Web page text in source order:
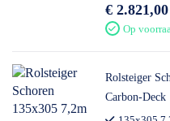
€ 2.821,00
Op
Rolsteiger
Carbon-Deck